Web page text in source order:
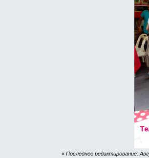
« Последнее редактирование: